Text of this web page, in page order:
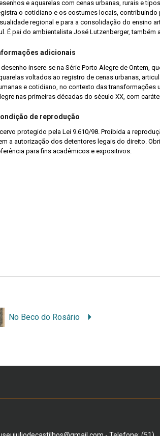
e aquarelas com cenas urbanas, rurais e
o cotidiano e os costumes locais, contribuindo
regional e para a consolidação do ensino
É pai do ambientalista José Lutzenberger, também
adicionais
desenho insere-se na Série Porto Alegre de Ontem,
voltados ao registro de cenas urbanas,
e cotidiano, no contexto das transformações
nas primeiras décadas do século XX, com
de reprodução
protegido pela Lei 9.610/98. Proibida a
a autorização dos detentores legais do direito.
para fins acadêmicos e expositivos.
No Beco do Rosário